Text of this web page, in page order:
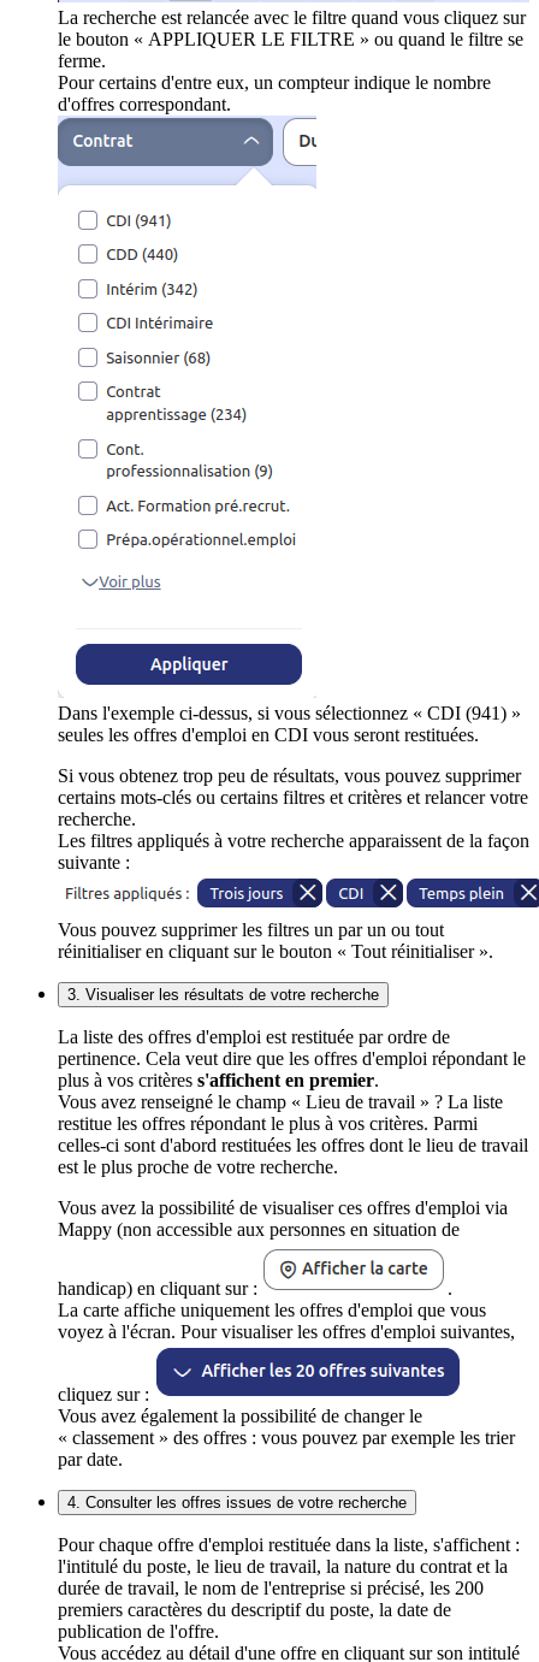
La recherche est relancée avec le filtre quand vous cliquez sur
le bouton « APPLIQUER LE FILTRE » ou quand le filtre se
ferme.
Pour certains d'entre eux, un compteur indique le nombre
d'offres correspondant.
Dans l'exemple ci-dessus, si vous sélectionnez « CDI (941) »
seules les offres d'emploi en CDI vous seront restituées.
Si vous obtenez trop peu de résultats, vous pouvez supprimer
certains mots-clés ou certains filtres et critères et relancer votre
recherche.
Les filtres appliqués à votre recherche apparaissent de la façon
suivante :
Vous pouvez supprimer les filtres un par un ou tout
réinitialiser en cliquant sur le bouton « Tout réinitialiser ».
3. Visualiser les résultats de votre recherche
La liste des offres d'emploi est restituée par ordre de
pertinence. Cela veut dire que les offres d'emploi répondant le
plus à vos critères s'affichent en premier.
Vous avez renseigné le champ « Lieu de travail » ? La liste
restitue les offres répondant le plus à vos critères. Parmi
celles-ci sont d'abord restituées les offres dont le lieu de travail
est le plus proche de votre recherche.
Vous avez la possibilité de visualiser ces offres d'emploi via
Mappy (non accessible aux personnes en situation de
handicap) en cliquant sur :
.
La carte affiche uniquement les offres d'emploi que vous
voyez à l'écran. Pour visualiser les offres d'emploi suivantes,
cliquez sur :
Vous avez également la possibilité de changer le
« classement » des offres : vous pouvez par exemple les trier
par date.
4. Consulter les offres issues de votre recherche
Pour chaque offre d'emploi restituée dans la liste, s'affichent :
l'intitulé du poste, le lieu de travail, la nature du contrat et la
durée de travail, le nom de l'entreprise si précisé, les 200
premiers caractères du descriptif du poste, la date de
publication de l'offre.
Vous accédez au détail d'une offre en cliquant sur son intitulé